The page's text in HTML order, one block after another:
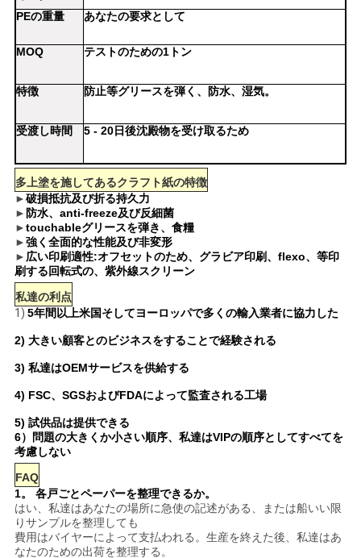
事
地
図
プ
ラ
イ
バ
シ
ー
ポ
リ
シ
ー
PEの重量 あなたの要求として
MOQ テストのための1トン
特徴 防止等グリースを弾く、防水、湿気。
受渡し時間 5 - 20日後沈殿物を受け取るため
多上塗を施してあるクラフト紙の特徴
►破損抵抗及び折る持久力
► 防水、anti-freeze及び反細菌
►touchableグリースを弾き、食糧
►強く全面的な性能及び非変形
► 広い印刷適性:オフセットのため、グラビア印刷、flexo、等印
刷する回転式の、紫外線スクリーン
私達の利点
1) 5年間以上米国そしてヨーロッパで多くの輸入業者に協力した
2) 大きい顧客とのビジネスをすることで経験される
3) 私達はOEMサービスを供給する
4) FSC、SGSおよびFDAによって監査される工場
5) 試供品は提供できる
6）問題の大きくか小さい順序、私達はVIPの順序としてすべてを
考慮しない
FAQ
1。 各戸ごとペーパーを整理できるか。
はい、私達はあなたの場所に急使の記述がある、または船いい限
りサンプルを整理しても
費用はバイヤーによって支払われる。生産を終えた後、私達はあ
なたのための出荷を整理する。